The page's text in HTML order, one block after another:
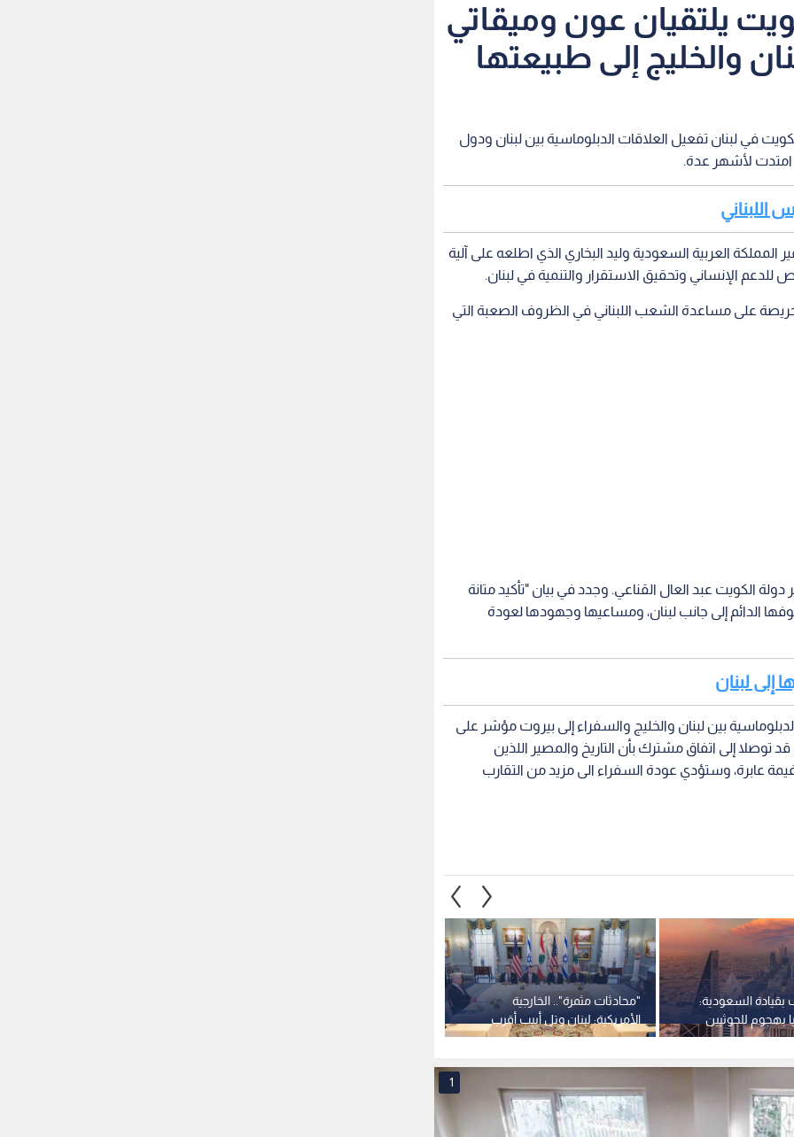
يلتقيان عون وميقاتي
والخليج إلى طبيعتها
في لبنان تفعيل العلاقات الدبلوماسية بين لبنان ودول
امتدت لأشهر عدة.
اللبناني
المملكة العربية السعودية وليد البخاري الذي اطلعه على آلية
الإنساني وتحقيق الاستقرار والتنمية في لبنان.
على مساعدة الشعب اللبناني في الظروف الصعبة التي
الكويت عبد العال القناعي. وجدد في بيان "تأكيد متانة
الدائم إلى جانب لبنان، ومساعيها وجهودها لعودة
إلى لبنان
بين لبنان والخليج والسفراء إلى بيروت مؤشر على
قد توصلا إلى اتفاق مشترك بأن التاريخ والمصير اللذين
عابرة، وستؤدي عودة السفراء الى مزيد من التقارب
"محادثات مثمرة".. الخارجية
الأمريكية: لبنان وتل أبيب أقرب
للتوافق حول "المناطق التجريبية"
بقيادة السعودية:
11 مدنيا بهجوم للحوثيين
1